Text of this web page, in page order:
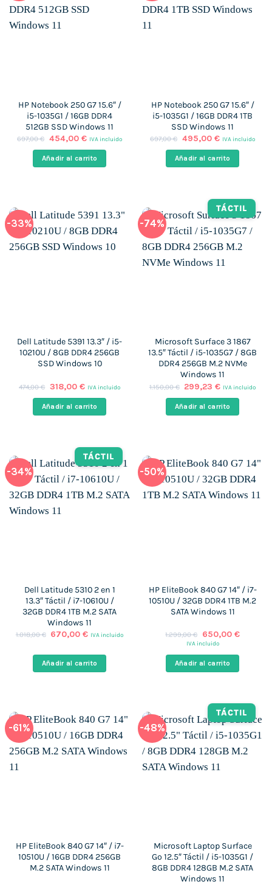
HP Notebook 250 G7 15.6″ /
i5-1035G1 / 16GB DDR4
512GB SSD Windows 11
697,00€ El
original
era:
454,00 €El
actual
es:
IVA incluido
Añadir al carrito
HP Notebook 250 G7 15.6″ /
i5-1035G1 / 16GB DDR4 1TB
SSD Windows 11
697,00€ El
original
era:
495,00 €El
actual
es:
IVA incluido
Añadir al carrito
-33%
Dell Latitude 5391 13.3″ / i5-
10210U / 8GB DDR4 256GB
SSD Windows 10
474,00€ El
original
era:
318,00 €El
actual
es:
IVA incluido
Añadir al carrito
-74%
TÁCTIL
Microsoft Surface 3 1867
13.5″ Táctil / i5-1035G7 / 8GB
DDR4 256GB M.2 NVMe
Windows 11
1.150,00€ El
original
era:
299,23€El
actual
es:
IVA incluido
Añadir al carrito
-34%
TÁCTIL
Dell Latitude 5310 2 en 1
13.3″ Táctil / i7-10610U /
32GB DDR4 1TB M.2 SATA
Windows 11
1.018,00€ El
era:
1.018,00 €.
670,00€El
es:
670,00 €.
IVA incluido
Añadir al carrito
-50%
HP EliteBook 840 G7 14″ / i7-
10510U / 32GB DDR4 1TB M.2
SATA Windows 11
1.299,00€
El
precio
era:
1.299,00 €.
650,00 €El
es:
IVA incluido
Añadir al carrito
-61%
HP EliteBook 840 G7 14″ / i7-
10510U / 16GB DDR4 256GB
M.2 SATA Windows 11
-48%
TÁCTIL
Microsoft Laptop Surface
Go 12.5″ Táctil / i5-1035G1 /
8GB DDR4 128GB M.2 SATA
Windows 11